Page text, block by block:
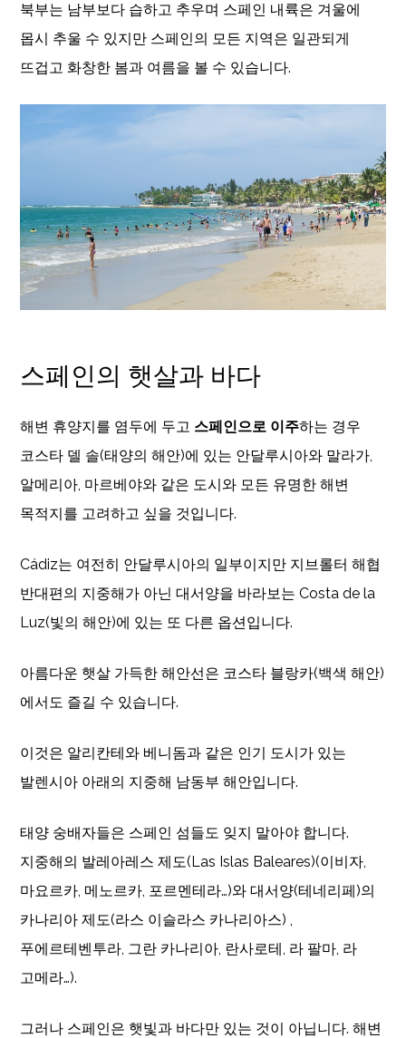
북부는 남부보다 습하고 추우며 스페인 내륙은 겨울에
몹시 추울 수 있지만 스페인의 모든 지역은 일관되게
뜨겁고 화창한 봄과 여름을 볼 수 있습니다.
스페인의 햇살과 바다
해변 휴양지를 염두에 두고 스페인으로 이주하는 경우
코스타 델 솔(태양의 해안)에 있는 안달루시아와 말라가,
알메리아, 마르베야와 같은 도시와 모든 유명한 해변
목적지를 고려하고 싶을 것입니다.
Cádiz는 여전히 안달루시아의 일부이지만 지브롤터 해협
반대편의 지중해가 아닌 대서양을 바라보는 Costa de la
Luz(빛의 해안)에 있는 또 다른 옵션입니다.
아름다운 햇살 가득한 해안선은 코스타 블랑카(백색 해안)
에서도 즐길 수 있습니다.
이것은 알리칸테와 베니돔과 같은 인기 도시가 있는
발렌시아 아래의 지중해 남동부 해안입니다.
태양 숭배자들은 스페인 섬들도 잊지 말아야 합니다.
지중해의 발레아레스 제도(Las Islas Baleares)(이비자,
마요르카, 메노르카, 포르멘테라…)와 대서양(테네리페)의
카나리아 제도(라스 이슬라스 카나리아스) ,
푸에르테벤투라, 그란 카나리아, 란사로테, 라 팔마, 라
고메라…).
그러나 스페인은 햇빛과 바다만 있는 것이 아닙니다. 해변